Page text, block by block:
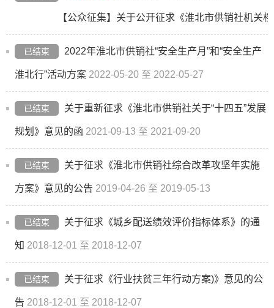
已结束 2022年淮北市供销社“安全生产月”和“安全生产
淮北行”活动方案 2022-05-20 至 2022-05-27
已结束 关于重新征求《淮北市供销社关于“十四五”发展
规划》意见的函 2021-09-13 至 2021-09-20
已结束 关于征求《淮北市供销社综合改革攻坚年实施
方案》意见的公告 2019-04-26 至 2019-05-13
已结束 关于征求《城乡配送绩效评价指标体系》的通
知 2018-12-01 至 2018-12-07
已结束 关于征求《行业扶贫三年行动方案)》意见的公
告 2018-12-01 至 2018-12-07